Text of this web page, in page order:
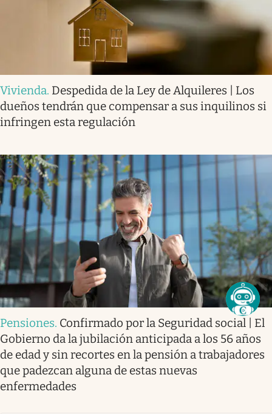
Vivienda. Despedida de la Ley de Alquileres | Los
dueños tendrán que compensar a sus inquilinos si
infringen esta regulación
Pensiones. Confirmado por la Seguridad social | El
Gobierno da la jubilación anticipada a los 56 años
de edad y sin recortes en la pensión a trabajadores
que padezcan alguna de estas nuevas
enfermedades